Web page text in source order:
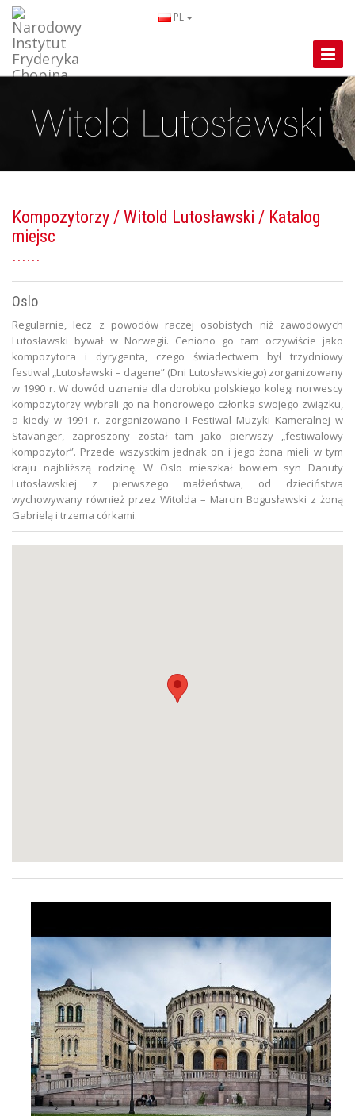
PL
Toggle
Kompozytorzy / Witold Lutosławski / Katalog
miejsc
Oslo
Regularnie, lecz z powodów raczej osobistych niż zawodowych
Lutosławski bywał w Norwegii. Ceniono go tam oczywiście jako
kompozytora i dyrygenta, czego świadectwem był trzydniowy
festiwal „Lutosławski – dagene” (Dni Lutosławskiego) zorganizowany
w 1990 r. W dowód uznania dla dorobku polskiego kolegi norwescy
kompozytorzy wybrali go na honorowego członka swojego związku,
a kiedy w 1991 r. zorganizowano I Festiwal Muzyki Kameralnej w
Stavanger, zaproszony został tam jako pierwszy „festiwalowy
kompozytor”. Przede wszystkim jednak on i jego żona mieli w tym
kraju najbliższą rodzinę. W Oslo mieszkał bowiem syn Danuty
Lutosławskiej z pierwszego małżeństwa, od dzieciństwa
wychowywany również przez Witolda – Marcin Bogusławski z żoną
Gabrielą i trzema córkami.